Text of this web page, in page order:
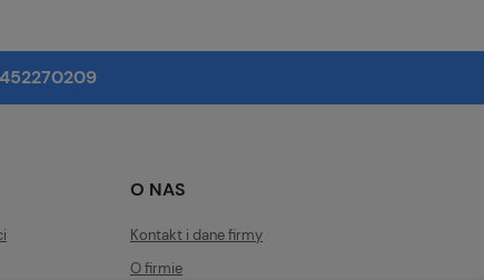
O NAS
Kontakt i dane firmy
O firmie